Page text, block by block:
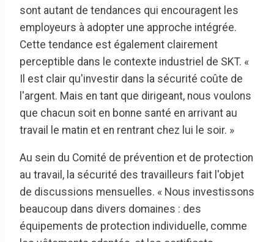
sont autant de tendances qui encouragent les
employeurs à adopter une approche intégrée.
Cette tendance est également clairement
perceptible dans le contexte industriel de SKT. «
Il est clair qu'investir dans la sécurité coûte de
l'argent. Mais en tant que dirigeant, nous voulons
que chacun soit en bonne santé en arrivant au
travail le matin et en rentrant chez lui le soir. »
Au sein du Comité de prévention et de protection
au travail, la sécurité des travailleurs fait l'objet
de discussions mensuelles. « Nous investissons
beaucoup dans divers domaines : des
équipements de protection individuelle, comme